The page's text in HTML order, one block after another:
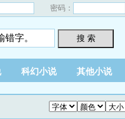
密码：
搜 索
科幻小说 其他小说